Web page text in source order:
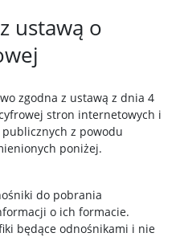
ustawą o
zgodna z ustawą z dnia 4
stron internetowych i
z powodu
poniżej.
do pobrania
o ich formacie.
będące odnośnikami i nie